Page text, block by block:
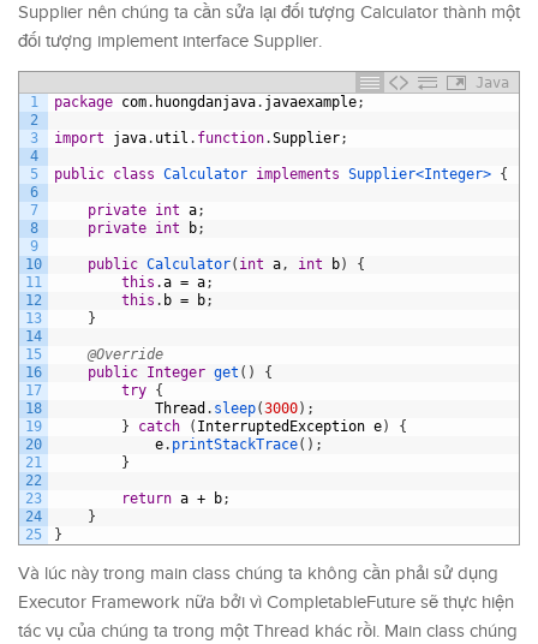
Supplier nên chúng ta cần sửa lại đối tượng Calculator thành một
đối tượng implement interface Supplier.
Java
1
2
3
4
5
6
7
8
9
10
11
12
13
14
15
16
17
18
19
20
21
22
23
24
25
package com. huongdanjava. javaexample;
import java. util . function.Supplier;
public class Calculator implements Supplier<Integer> {
private int a;
private int b;
public Calculator( int a , int b)
{
this .a = a;
this . b = b;
}
@Override
public Integer get ( )
{
try {
Thread . sleep(3000) ;
}
catch ( InterruptedException e)
{
e. printStackTrace( ) ;
}
return a + b;
}
}
Và lúc này trong main class chúng ta không cần phải sử dụng
Executor Framework nữa bởi vì CompletableFuture sẽ thực hiện
tác vụ của chúng ta trong một Thread khác rồi. Main class chúng